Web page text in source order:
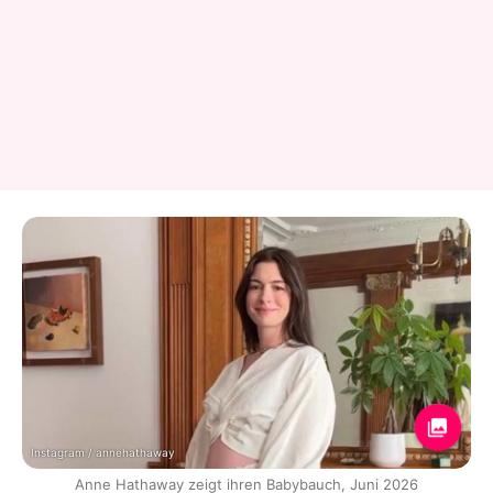
Instagram / annehathaway
Anne Hathaway zeigt ihren Babybauch, Juni 2026